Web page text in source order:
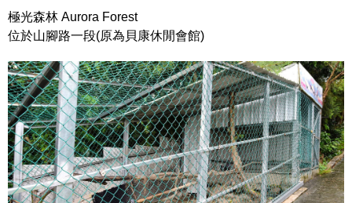
極光森林 Aurora Forest
位於山腳路一段(原為貝康休閒會館)